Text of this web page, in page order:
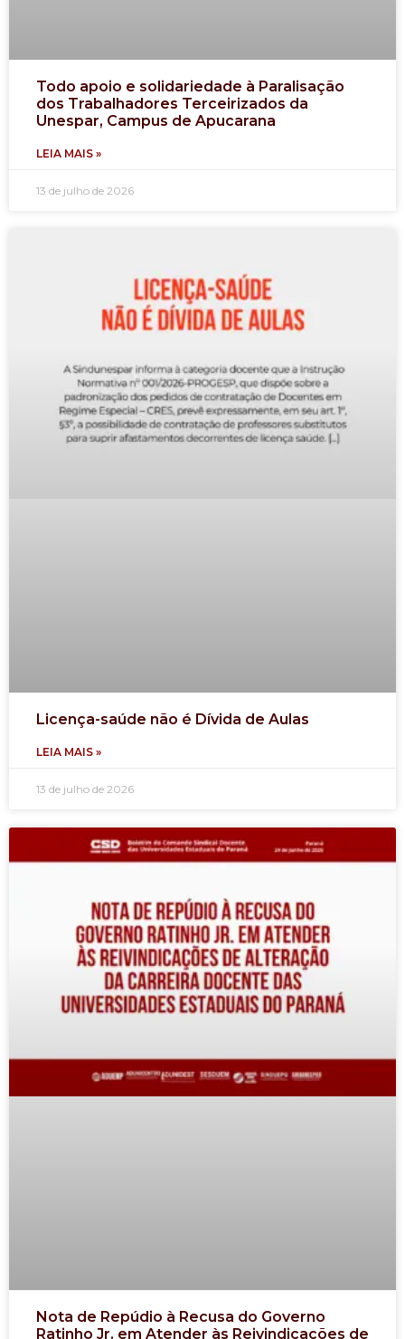
Todo apoio e solidariedade à Paralisação
dos Trabalhadores Terceirizados da
Unespar, Campus de Apucarana
LEIA MAIS »
13 de julho de 2026
Licença-saúde não é Dívida de Aulas
LEIA MAIS »
13 de julho de 2026
Nota de Repúdio à Recusa do Governo
Ratinho Jr. em Atender às Reivindicações de